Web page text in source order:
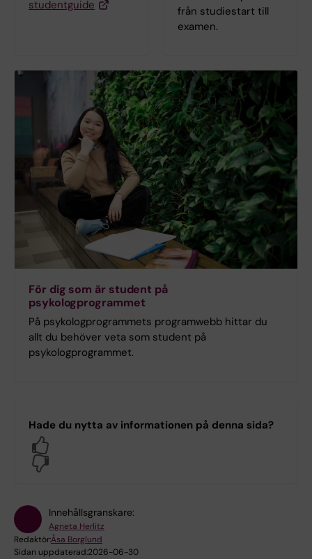
studentguide
från studiestart till
examen.
För dig som är student på
psykologprogrammet
På psykologprogrammets programwebb hittar du
allt du behöver veta som student på
psykologprogrammet.
Hade du nytta av informationen på denna sida?
Innehållsgranskare:
Agneta Herlitz
Redaktör:Åsa Borglund
Sidan uppdaterad:2026-06-30